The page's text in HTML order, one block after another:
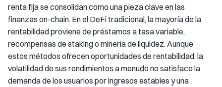
renta fija se consolidan como una pieza clave en las
finanzas on-chain. En el DeFi tradicional, la mayoría de la
rentabilidad proviene de préstamos a tasa variable,
recompensas de staking o minería de liquidez. Aunque
estos métodos ofrecen oportunidades de rentabilidad, la
volatilidad de sus rendimientos a menudo no satisface la
demanda de los usuarios por ingresos estables y una